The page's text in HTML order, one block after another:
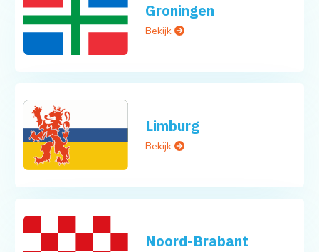
Groningen
Bekijk
Limburg
Bekijk
Noord-Brabant